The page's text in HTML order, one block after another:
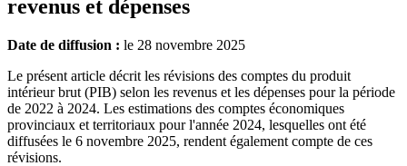
revenus et dépenses
Date de diffusion : le 28 novembre 2025
Le présent article décrit les révisions des comptes du produit
intérieur brut (PIB) selon les revenus et les dépenses pour la période
de 2022 à 2024. Les estimations des comptes économiques
provinciaux et territoriaux pour l'année 2024, lesquelles ont été
diffusées le 6 novembre 2025, rendent également compte de ces
révisions.